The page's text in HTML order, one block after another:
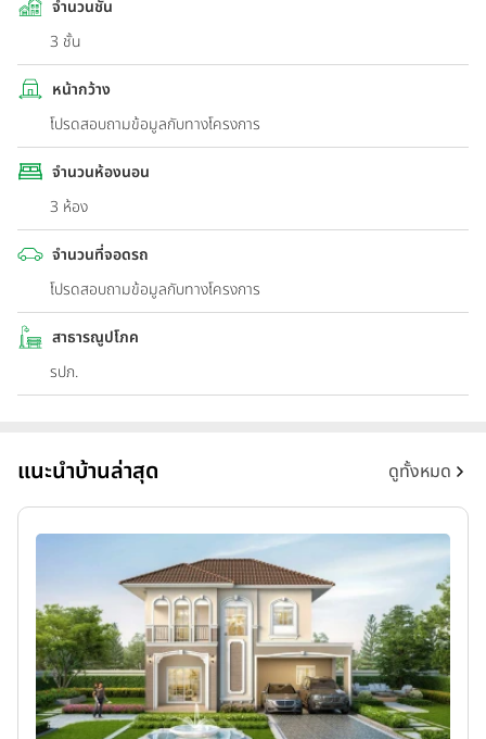
จำนวนชั้น
3 ชั้น
หน้ากว้าง
โปรดสอบถามข้อมูลกับทางโครงการ
จำนวนห้องนอน
3 ห้อง
จำนวนที่จอดรถ
โปรดสอบถามข้อมูลกับทางโครงการ
สาธารณูปโภค
รปภ.
แนะนำบ้านล่าสุด ดูทั้งหมด